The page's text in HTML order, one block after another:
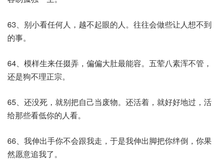
63、别小看任何人，越不起眼的人。往往会做些让人想不到
的事。
64、模样生来任掇弄，偏偏大肚最能容。五荤八素浑不管，
还是狗不理正宗。
65、还没死，就别把自己当废物。还活着，就好好地过，活
给那些看低你的人看。
66、我伸出手你不会跟我走，于是我伸出脚把你绊倒，你果
然愿意追我了。